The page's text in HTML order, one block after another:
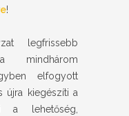
!
legfrissebb
mindhárom
elfogyott
újra kiegészíti a
a lehetőség,